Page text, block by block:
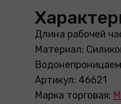
Длина рабочей
Материал:
Артикул: 46621
Марка торговая: